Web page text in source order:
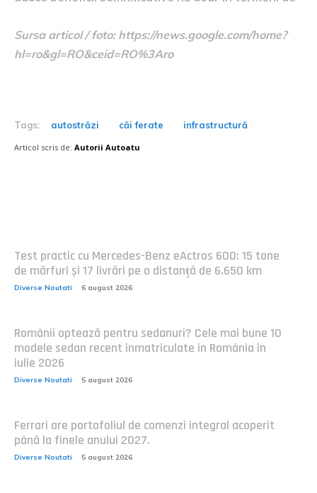
Sursa articol / foto: https://news.google.com/home?
hl=ro&gl=RO&ceid=RO%3Aro
Tags: autostrăzi căi ferate infrastructură
Articol scris de: Autorii Autoatu
Test practic cu Mercedes-Benz eActros 600: 15 tone
de mărfuri și 17 livrări pe o distanță de 6.650 km
Diverse Noutati 6 august 2026
Românii optează pentru sedanuri? Cele mai bune 10
modele sedan recent înmatriculate în România în
iulie 2026
Diverse Noutati 5 august 2026
Ferrari are portofoliul de comenzi integral acoperit
până la finele anului 2027.
Diverse Noutati 5 august 2026